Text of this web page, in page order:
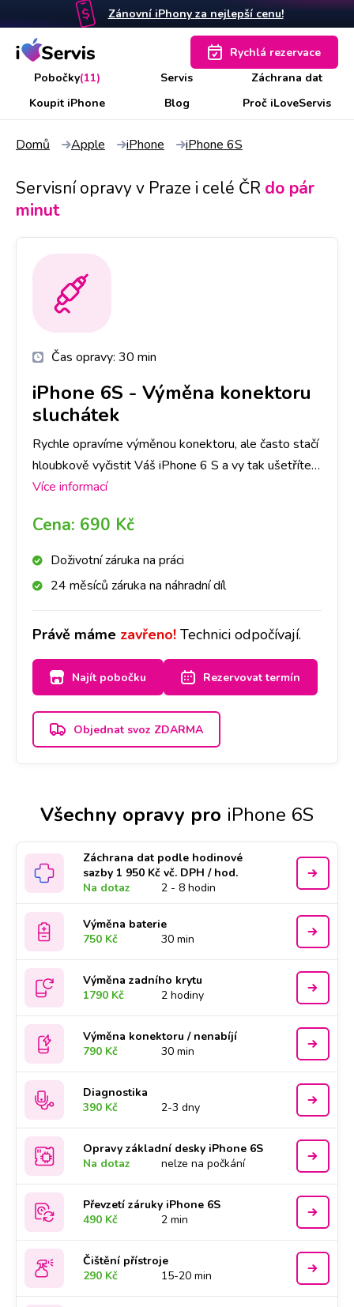
Zánovní iPhony za nejlepší cenu!
Pobočky(11) Servis
Záchrana dat
Koupit iPhone
Blog Proč iLoveServis
Rychlá rezervace
Domů Apple iPhone iPhone 6S
Servisní opravy v Praze i celé ČR do pár
minut
Čas opravy: 30 min
iPhone 6S - Výměna konektoru
sluchátek
Rychle opravíme výměnou konektoru, ale často stačí
hloubkově vyčistit Váš iPhone 6 S a vy tak ušetříte
čas i peníze. Nejlepší je nyní se zastavit na jakékoliv
Více informací
Cena: 690 Kč
Doživotní záruka na práci
24 měsíců záruka na náhradní díl
Právě máme zavřeno! Technici odpočívají.
Najít pobočku Rezervovat termín
Objednat svoz ZDARMA
Všechny opravy pro iPhone 6S
Záchrana dat podle hodinové
sazby 1 950 Kč vč. DPH / hod.
Na dotaz
2 - 8 hodin
Výměna baterie
750 Kč
30 min
Výměna zadního krytu
1790 Kč
2 hodiny
Výměna konektoru / nenabíjí
790 Kč
30 min
Diagnostika
390 Kč
2-3 dny
Opravy základní desky iPhone 6S
Na dotaz
nelze na počkání
Převzetí záruky iPhone 6S
490 Kč
2 min
Čištění přístroje
290 Kč
15-20 min